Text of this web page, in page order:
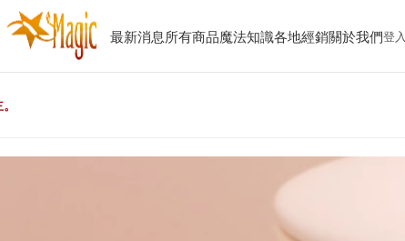
最新消息所有商品魔法知識各地經銷關於我們登入